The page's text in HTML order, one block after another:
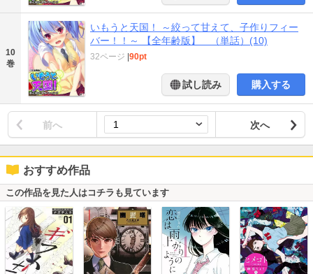
10
巻
いもうと天国！ ～絞って甘えて、子作りフィー
バー！！～ 【全年齢版】 （単話）(10)
32ページ |90pt
試し読み 購入する
前へ 次へ
おすすめ作品
この作品を見た人はコチラも見ています